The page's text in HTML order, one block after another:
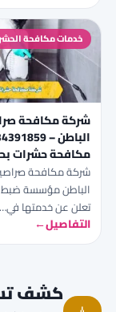
خدمات مكافحة
شركة مكافحة
مكافحة حشرات
شركة مكافحة
الباطن مؤسسة ضبط
تعلن عن خدمتها في…
التفاصيل←
كشف